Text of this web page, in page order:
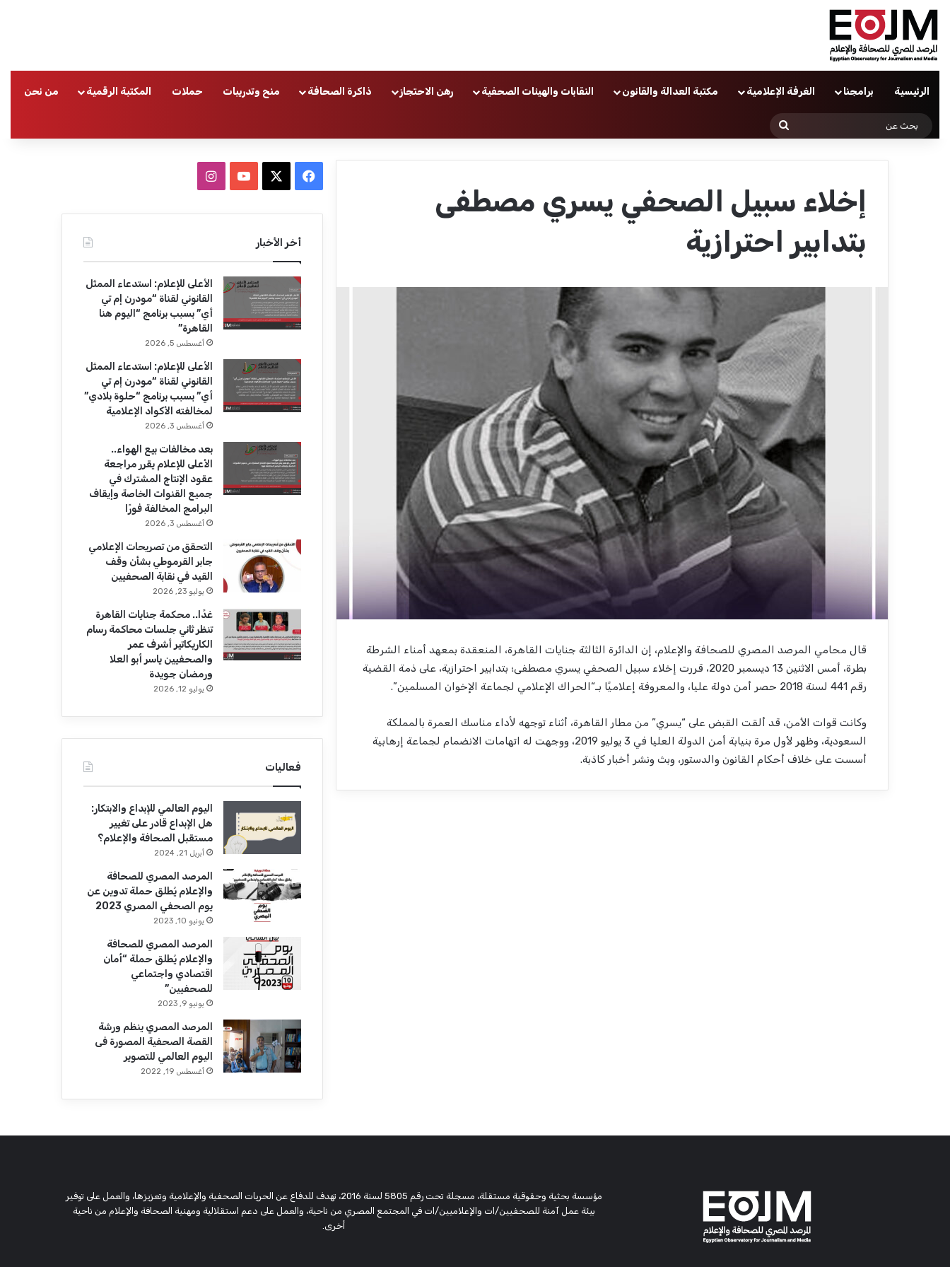
الرئيسية برامجنا الغرفة الإعلامية مكتبة العدالة والقانون النقابات والهيئات الصحفية رهن الاحتجاز ذاكرة الصحافة منح وتدريبات حملات المكتبة الرقمية من نحن
إخلاء سبيل الصحفي يسري مصطفى
بتدابير احترازية
قال محامي المرصد المصري للصحافة والإعلام، إن الدائرة الثالثة جنايات القاهرة، المنعقدة بمعهد أمناء الشرطة
بطرة، أمس الاثنين 13 ديسمبر 2020، قررت إخلاء سبيل الصحفي يسري مصطفى؛ بتدابير احترازية، على ذمة القضية
رقم 441 لسنة 2018 حصر أمن دولة عليا، والمعروفة إعلاميًا بـ“الحراك الإعلامي لجماعة الإخوان المسلمين”.
وكانت قوات الأمن، قد ألقت القبض على “يسري” من مطار القاهرة، أثناء توجهه ﻷداء مناسك العمرة بالمملكة
السعودية، وظهر لأول مرة بنيابة أمن الدولة العليا في 3 يوليو 2019، ووجهت له اتهامات الانضمام لجماعة إرهابية
أسست على خلاف أحكام القانون والدستور، وبث ونشر أخبار كاذبة.
ب
و
ك
u
T
u
e
ا
ت
ق
ر
ا
م
أخر الأخبار
الأعلى للإعلام: استدعاء الممثل
القانوني لقناة “مودرن إم تي
أي” بسبب برنامج “اليوم هنا
القاهرة”
أغسطس 5, 2026
الأعلى للإعلام: استدعاء الممثل
القانوني لقناة “مودرن إم تي
أي” بسبب برنامج “حلوة بلادي”
لمخالفته الأكواد الإعلامية
أغسطس 3, 2026
بعد مخالفات بيع الهواء..
الأعلى للإعلام يقرر مراجعة
عقود الإنتاج المشترك في
جميع القنوات الخاصة وإيقاف
البرامج المخالفة فورًا
أغسطس 3, 2026
التحقق من تصريحات الإعلامي
جابر القرموطي بشأن وقف
القيد في نقابة الصحفيين
يوليو 23, 2026
غدًا.. محكمة جنايات القاهرة
تنظر ثاني جلسات محاكمة رسام
الكاريكاتير أشرف عمر
والصحفيين ياسر أبو العلا
ورمضان جويدة
يوليو 12, 2026
فعاليات
اليوم العالمي للإبداع والابتكار:
هل الإبداع قادر على تغيير
مستقبل الصحافة والإعلام؟
أبريل 21, 2024
المرصد المصري للصحافة
والإعلام يُطلق حملة تدوين عن
يوم الصحفي المصري 2023
يونيو 10, 2023
المرصد المصري للصحافة
والإعلام يُطلق حملة “أمان
اقتصادي واجتماعي
للصحفيين”
يونيو 9, 2023
المرصد المصري ينظم ورشة
القصة الصحفية المصورة فى
اليوم العالمي للتصوير
أغسطس 19, 2022
مؤسسة بحثية وحقوقية مستقلة، مسجلة تحت رقم 5805 لسنة 2016، تهدف للدفاع عن الحريات الصحفية والإعلامية وتعزيزها، والعمل على توفير
بيئة عمل آمنة للصحفيين/ات والإعلاميين/ات في المجتمع المصري من ناحية، والعمل على دعم استقلالية ومهنية الصحافة والإعلام من ناحية
أخرى.